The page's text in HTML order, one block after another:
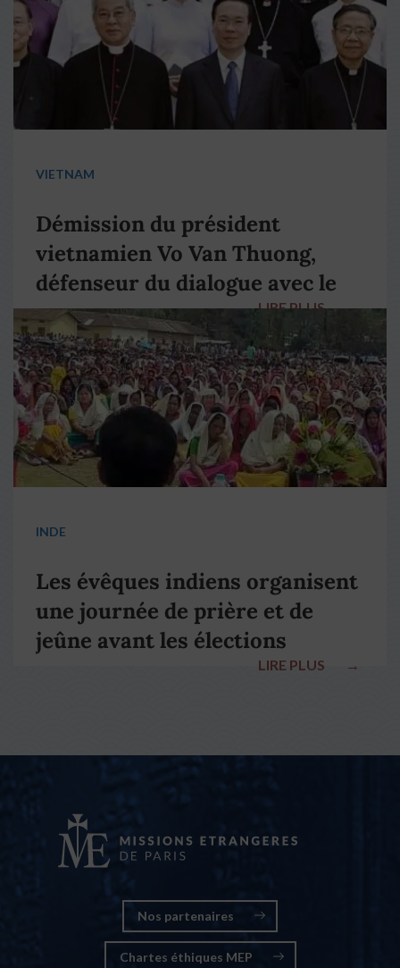
VIETNAM
Démission du président
vietnamien Vo Van Thuong,
défenseur du dialogue avec le
pape François
LIRE PLUS →
INDE
Les évêques indiens organisent
une journée de prière et de
jeûne avant les élections
LIRE PLUS →
Nos partenaires
Chartes éthiques MEP